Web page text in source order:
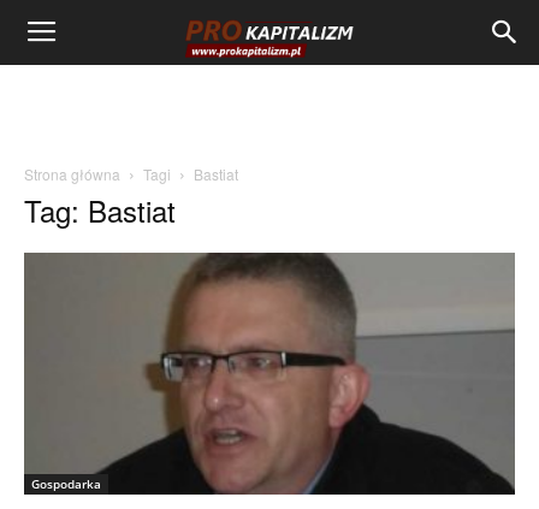
Strona główna Tagi Bastiat
Tag: Bastiat
Gospodarka